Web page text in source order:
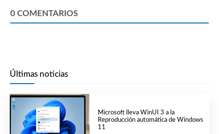
0 COMENTARIOS
Últimas noticias
Microsoft lleva WinUI 3 a la
Reproducción automática de Windows
11